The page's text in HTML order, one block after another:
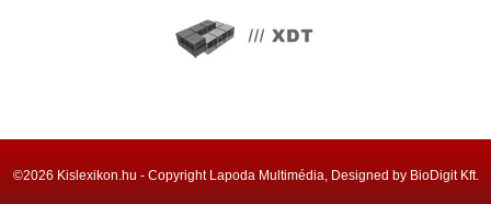
©2026 Kislexikon.hu - Copyright Lapoda Multimédia, Designed by BioDigit Kft.